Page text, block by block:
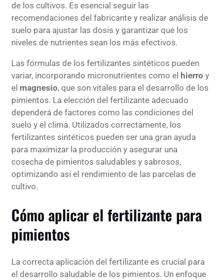
de los cultivos. Es esencial seguir las
recomendaciones del fabricante y realizar análisis de
suelo para ajustar las dosis y garantizar que los
niveles de nutrientes sean los más efectivos.
Las fórmulas de los fertilizantes sintéticos pueden
variar, incorporando micronutrientes como el hierro y
el magnesio, que son vitales para el desarrollo de los
pimientos. La elección del fertilizante adecuado
dependerá de factores como las condiciones del
suelo y el clima. Utilizados correctamente, los
fertilizantes sintéticos pueden ser una gran ayuda
para maximizar la producción y asegurar una
cosecha de pimientos saludables y sabrosos,
optimizando así el rendimiento de las parcelas de
cultivo.
Cómo aplicar el fertilizante para
pimientos
La correcta aplicación del fertilizante es crucial para
el desarrollo saludable de los pimientos. Un enfoque